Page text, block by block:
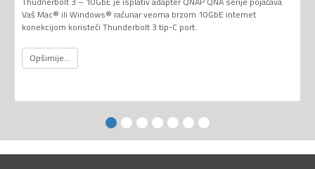
Vaš Mac® ili Windows® računar veoma brzom 10GbE internet
konekcijom koristeći Thunderbolt 3 tip-C port.
Opširnije...